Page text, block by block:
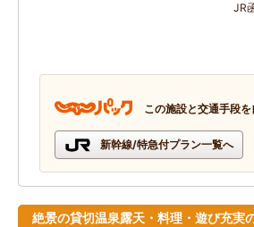
JR
この施設と交通手段
新幹線/特急付プラン一覧へ
絶景の貸切温泉露天・料理・遊び充実